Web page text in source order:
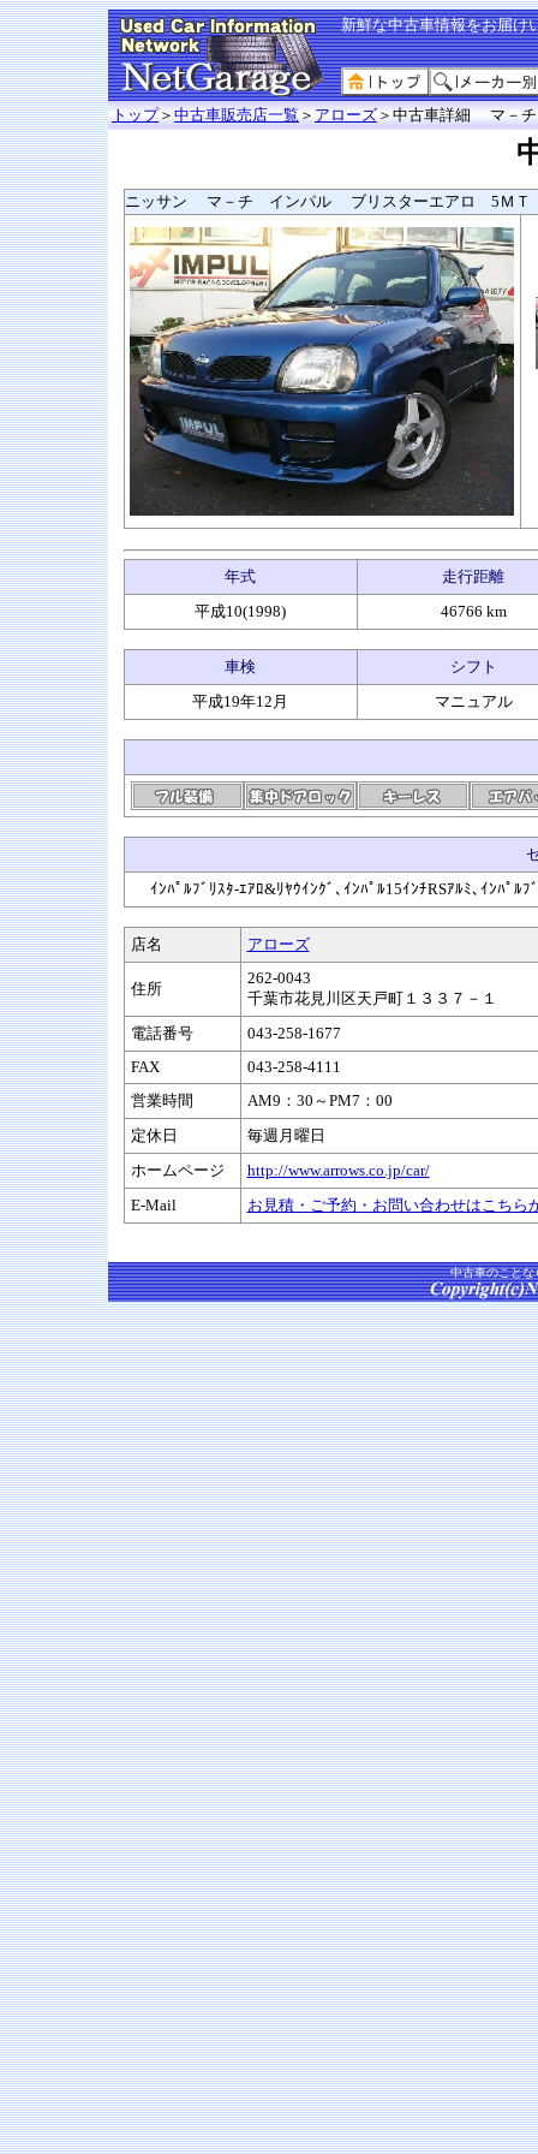
新鮮な中古車情報をお届け
トップ＞ 中古車販売店一覧 ＞ アローズ ＞中古車詳細 マ－
ニッサン マ－チ インパル ブリスターエアロ 5ＭＴ
年式
走行距離
平成10(1998)
46766 km
車検
シフト
平成19年12月
マニュアル
ｲﾝﾊﾟﾙﾌﾞﾘｽﾀ-ｴｱﾛ&ﾘﾔｳｲﾝｸﾞ､ｲﾝﾊﾟﾙ15ｲﾝﾁRSｱﾙﾐ､ｲﾝﾊﾟ
店名 アローズ
住所
262‐0043
千葉市花見川区天戸町１３３７－１
電話番号
043-258-1677
FAX
043-258-4111
営業時間
AM9：30～PM7：00
定休日
毎週月曜日
ホームページ
http://www.arrows.co.jp/car/
E-Mail
お見積・ご予約・お問い合わせはこちら
中古車のことな